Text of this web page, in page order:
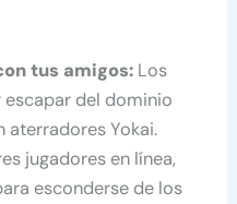
tus amigos: Los
del dominio
Yokai.
jugadores en línea,
esconderse de los